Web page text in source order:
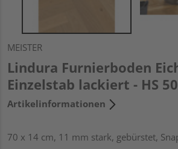
MEISTER
Lindura Furnierboden
Einzelstab lackiert - HS
Artikelinformationen
70 x 14 cm, 11 mm stark, gebürstet,